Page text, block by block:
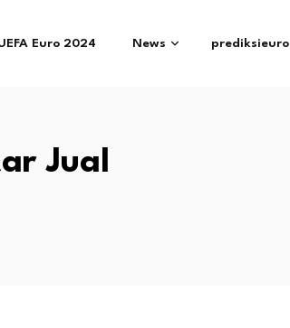
Euro 2024 News prediksieuro
Jual